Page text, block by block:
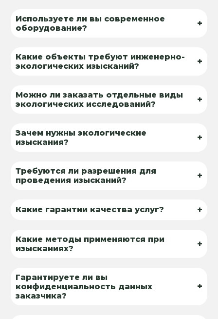
Используете ли вы современное
оборудование?
+
Какие объекты требуют инженерно-
экологических изысканий?
+
Можно ли заказать отдельные виды
экологических исследований?
+
Зачем нужны экологические
изыскания?
+
Требуются ли разрешения для
проведения изысканий?
+
Какие гарантии качества услуг? +
Какие методы применяются при
изысканиях?
+
Гарантируете ли вы
конфиденциальность данных
заказчика?
+